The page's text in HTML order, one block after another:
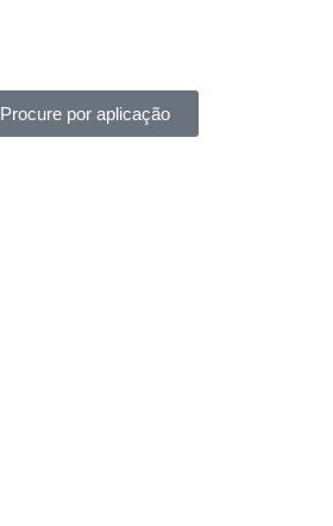
Procure por aplicação